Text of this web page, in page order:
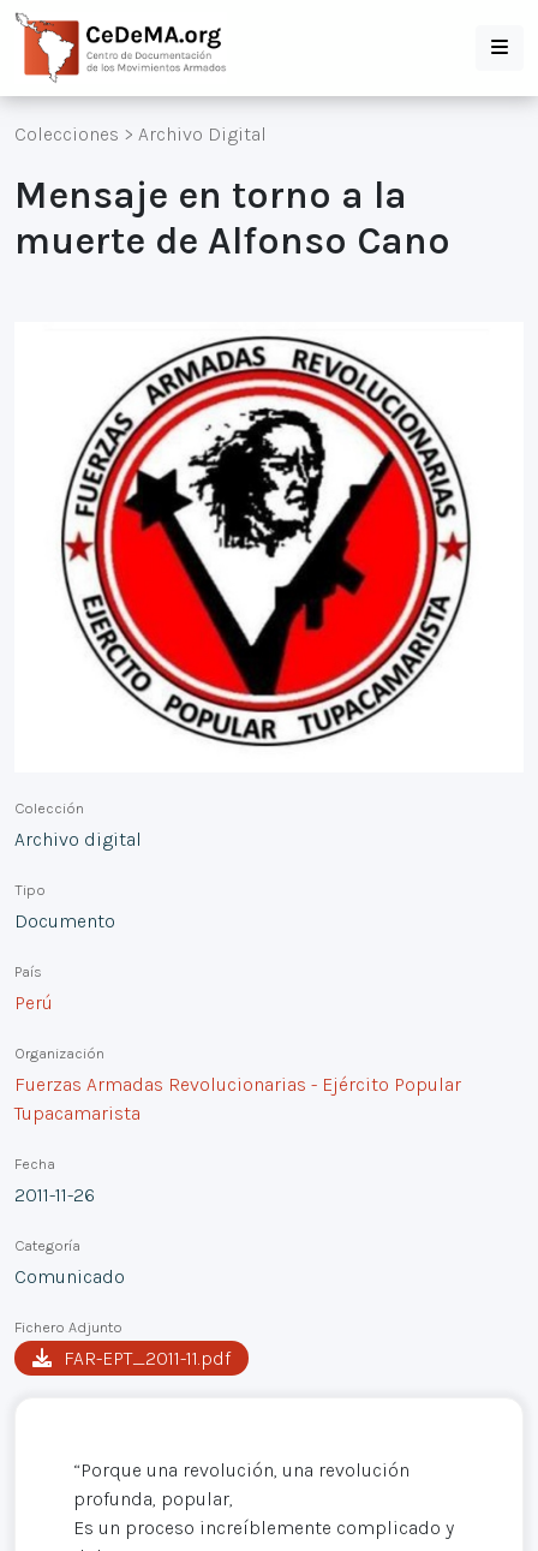
Colecciones > Archivo Digital
Mensaje en torno a la
muerte de Alfonso Cano
Colección
Archivo digital
Tipo
Documento
País
Perú
Organización
Fuerzas Armadas Revolucionarias - Ejército Popular
Tupacamarista
Fecha
2011-11-26
Categoría
Comunicado
Fichero Adjunto
FAR-EPT_2011-11.pdf
“Porque una revolución, una revolución
profunda, popular,
Es un proceso increíblemente complicado y